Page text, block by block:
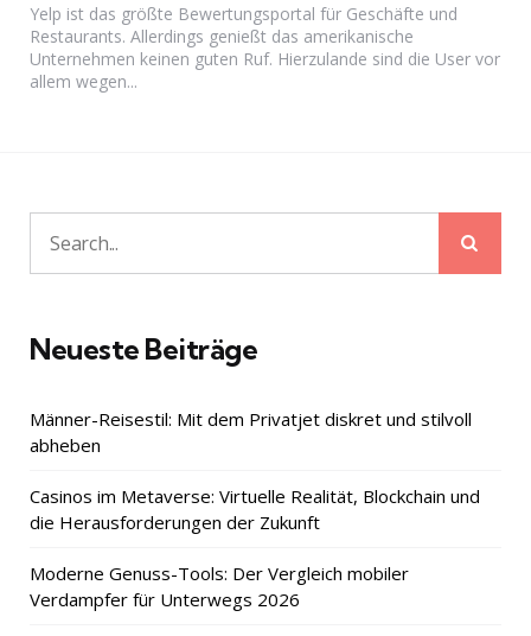
Yelp ist das größte Bewertungsportal für Geschäfte und
Restaurants. Allerdings genießt das amerikanische
Unternehmen keinen guten Ruf. Hierzulande sind die User vor
allem wegen...
Search
for:
Neueste Beiträge
Männer-Reisestil: Mit dem Privatjet diskret und stilvoll
abheben
Casinos im Metaverse: Virtuelle Realität, Blockchain und
die Herausforderungen der Zukunft
Moderne Genuss-Tools: Der Vergleich mobiler
Verdampfer für Unterwegs 2026